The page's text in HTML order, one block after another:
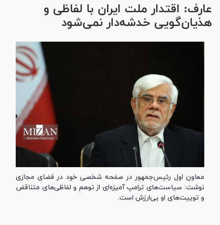
عارف: اقتدار ملت ایران با لفاظی و
هذیان‌گویی خدشه‌دار نمی‌شود
معاون اول رئیس‌جمهور در صفحه شخصی خود در فضای مجازی
نوشت: سیاست‌های ترامپ آمیزه‌ای از توهم و لفاظی‌های متناقض
و توییت‌های او بی‌ارزش است.